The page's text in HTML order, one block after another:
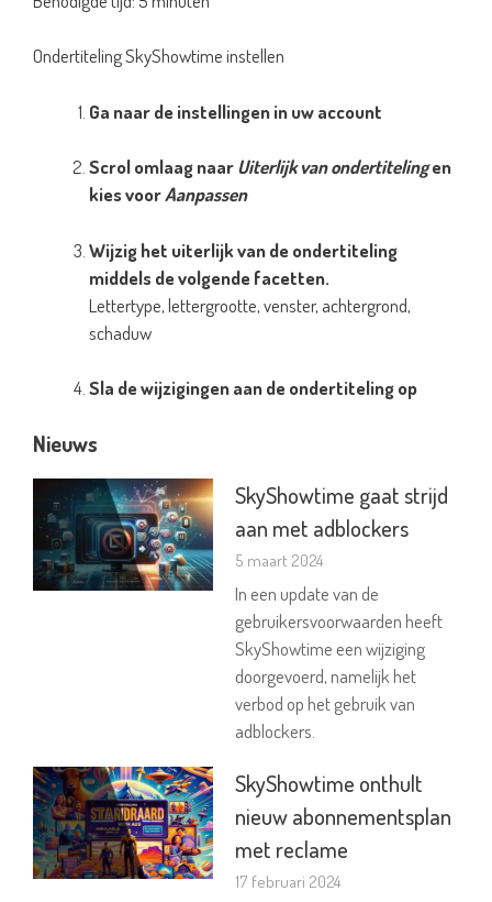
Ondertiteling SkyShowtime instellen
Ga naar de instellingen in uw account
Scrol omlaag naarUiterlijk van ondertitelingen
kies voorAanpassen
Wijzig het uiterlijk van de ondertiteling
middels de volgende facetten.
Lettertype, lettergrootte, venster, achtergrond,
schaduw
Sla de wijzigingen aan de ondertiteling op
Nieuws
SkyShowtime gaat strijd
aan met adblockers
5 maart 2024
In een update van de
gebruikersvoorwaarden heeft
SkyShowtime een wijziging
doorgevoerd, namelijk het
verbod op het gebruik van
adblockers.
SkyShowtime onthult
nieuw abonnementsplan
met reclame
17 februari 2024